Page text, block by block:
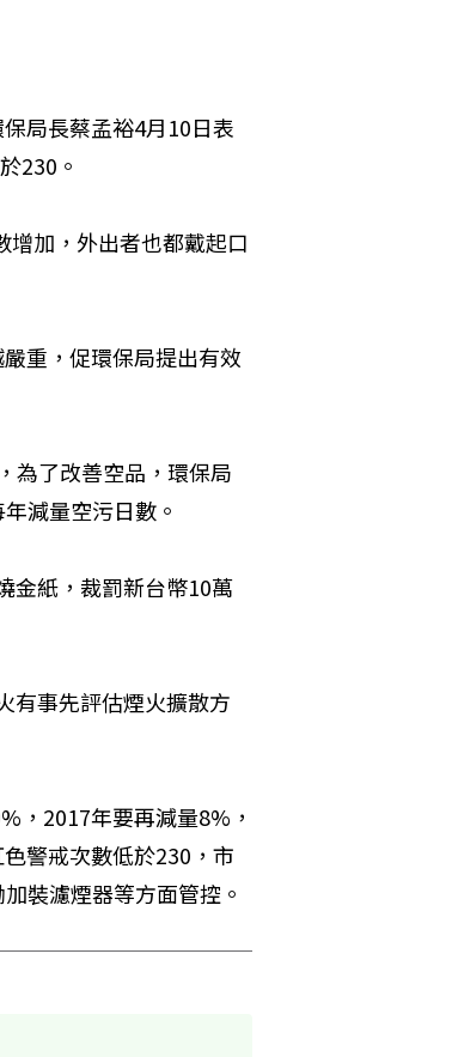
局長蔡孟裕4月10日表
230。
加，外出者也都戴起口
重，促環保局提出有效
為了改善空品，環保局
減量空污日數。
金紙，裁罰新台幣10萬
有事先評估煙火擴散方
，2017年要再減量8%，
警戒次數低於230，市
裝濾煙器等方面管控。